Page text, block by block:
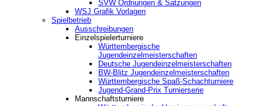
SVW Ordnungen & Satzungen
WSJ Grafik Vorlagen
Spielbetrieb
Ausschreibungen
Einzelspielerturniere
Württembergische
Jugendeinzelmeisterschaften
Deutsche Jugendeinzelmeisterschaften
BW-Blitz Jugendeinzelmeisterschaften
Württembergische Spaß-Schachturniere
Jugend-Grand-Prix Turnierserie
Mannschaftsturniere